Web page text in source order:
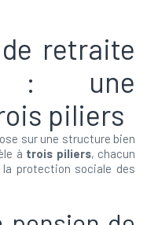
retraite
: une
piliers
sur une structure bien
à trois piliers, chacun
protection sociale des